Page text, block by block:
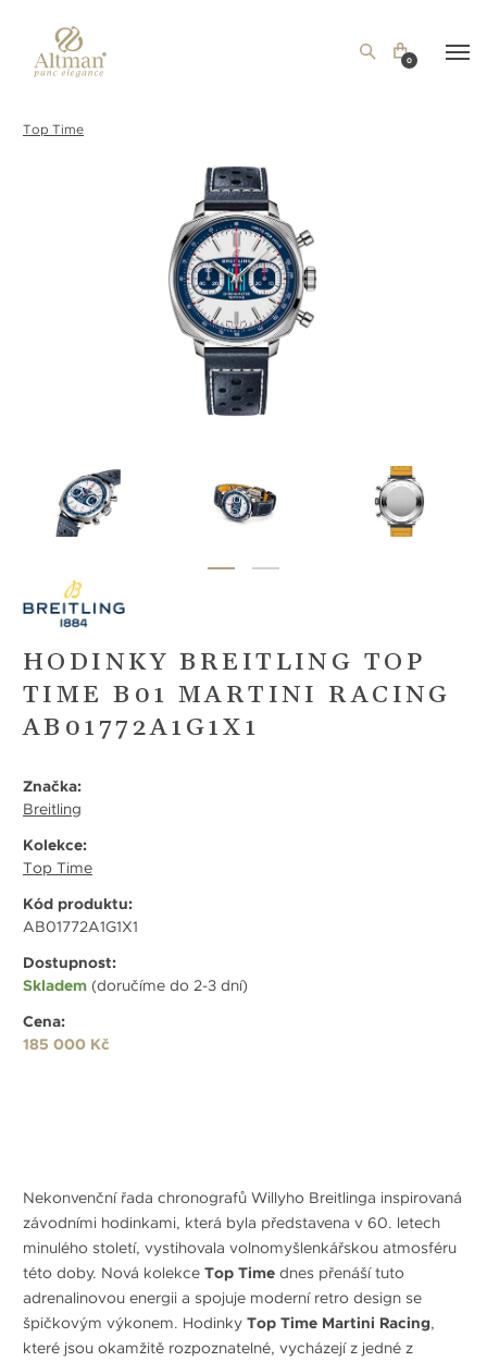
0
Top Time
HODINKY BREITLING TOP
TIME B01 MARTINI RACING
AB01772A1G1X1
Značka:
Breitling
Kolekce:
Top Time
Kód produktu:
AB01772A1G1X1
Dostupnost:
Skladem (doručíme do 2-3 dní)
Cena:
185 000 Kč
Nekonvenční řada chronografů Willyho Breitlinga inspirovaná
závodními hodinkami, která byla představena v 60. letech
minulého století, vystihovala volnomyšlenkářskou atmosféru
této doby. Nová kolekce Top Time dnes přenáší tuto
adrenalinovou energii a spojuje moderní retro design se
špičkovým výkonem. Hodinky Top Time Martini Racing,
které jsou okamžitě rozpoznatelné, vycházejí z jedné z